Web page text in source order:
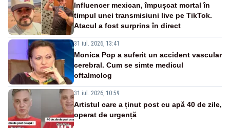
Influencer mexican, împușcat mortal în
timpul unei transmisiuni live pe TikTok.
Atacul a fost surprins în direct
31 iul. 2026, 13:41
Monica Pop a suferit un accident vascular
cerebral. Cum se simte medicul
oftalmolog
31 iul. 2026, 10:59
Artistul care a ținut post cu apă 40 de zile,
operat de urgență